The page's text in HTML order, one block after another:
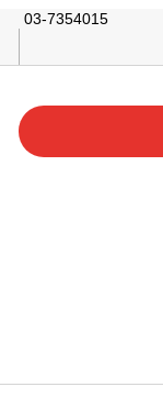
03-7354015